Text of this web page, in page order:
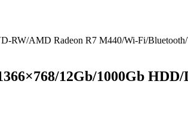
RW/AMD Radeon R7 M440/Wi-Fi/
12Gb/1000Gb